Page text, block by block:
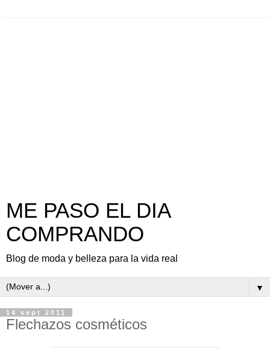
ME PASO EL DIA
COMPRANDO
Blog de moda y belleza para la vida real
▼
14 sept 2011
Flechazos cosméticos